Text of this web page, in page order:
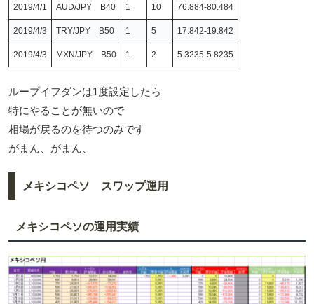
2019/4/1 AUD/JPY B40 1 10 76.884-80.484
2019/4/3 TRY/JPY B50 1 5 17.842-19.842
2019/4/3 MXN/JPY B50 1 2 5.3235-5.8235
ループイフダンは1度設定したら
特にやることが無いので
相場が戻るのを待つのみです
がまん、がまん、
メキシコペソ スワップ運用
メキシコペソの運用実績